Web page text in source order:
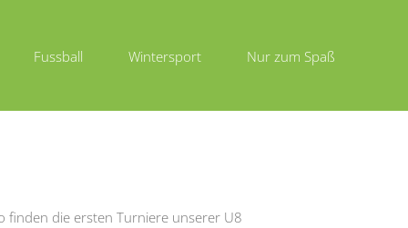
Fussball Wintersport Nur zum Spaß
finden die ersten Turniere unserer U8